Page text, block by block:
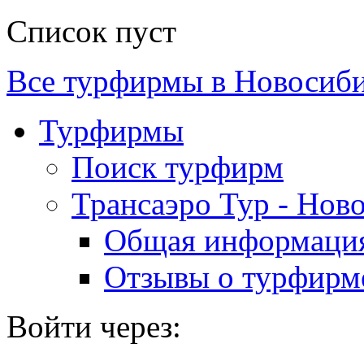
Список пуст
Все турфирмы в
Турфирмы
Поиск турфирм
Трансаэро Тур -
Общая
Отзывы о
Войти через: